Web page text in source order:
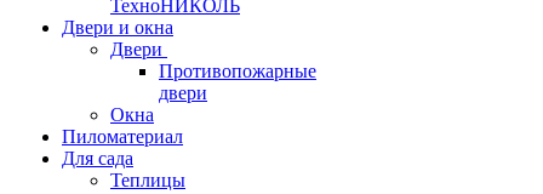
ТехноНИКОЛЬ
Двери и окна
Двери
Противопожарные
двери
Окна
Пиломатериал
Для сада
Теплицы